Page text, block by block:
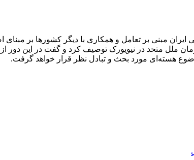
مبنی بر تعامل و همکاری با دیگر کشورها بر
ملل متحد در نیویورک توصیف کرد و گفت در این دور
هسته‌ای مورد بحث و تبادل نظر قرار خواهد گرفت.